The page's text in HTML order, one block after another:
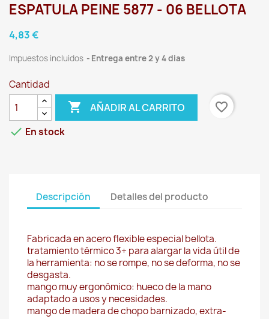
ESPATULA PEINE 5877 - 06 BELLOTA
4,83 €
Impuestos incluidos Entrega entre 2 y 4 dias
Cantidad
 AÑADIR AL CARRITO
favorite_border
 En stock
Descripción Detalles del producto
Fabricada en acero flexible especial bellota.
tratamiento térmico 3+ para alargar la vida útil de
la herramienta: no se rompe, no se deforma, no se
desgasta.
mango muy ergonómico: hueco de la mano
adaptado a usos y necesidades.
mango de madera de chopo barnizado, extra-